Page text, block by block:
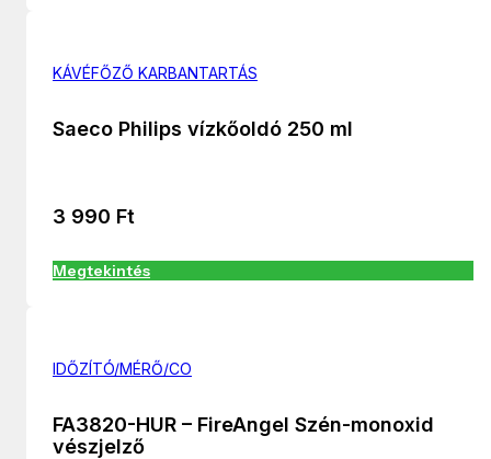
KÁVÉFŐZŐ KARBANTARTÁS
Saeco Philips vízkőoldó 250 ml
3 990 Ft
Megtekintés
IDŐZÍTÓ/MÉRŐ/CO
FA3820-HUR – FireAngel Szén-monoxid
vészjelző